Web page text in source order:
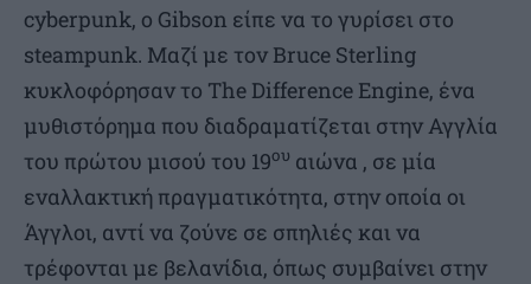
cyberpunk, ο Gibson είπε να το γυρίσει στο
steampunk. Μαζί με τον Bruce Sterling
κυκλοφόρησαν το The Difference Engine, ένα
μυθιστόρημα που διαδραματίζεται στην Αγγλία
του πρώτου μισού του 19ου αιώνα , σε μία
εναλλακτική πραγματικότητα, στην οποία οι
Άγγλοι, αντί να ζούνε σε σπηλιές και να
τρέφονται με βελανίδια, όπως συμβαίνει στην